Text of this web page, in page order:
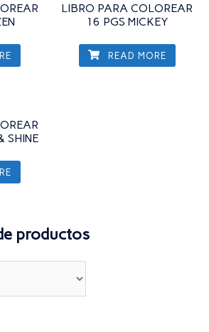
LIBRO PARA COLOREAR
16 PGS MICKEY
READ MORE
SHINE
productos